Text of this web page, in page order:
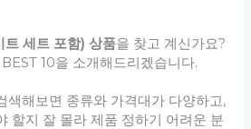
트 세트 포함) 상품을 찾고 계신가요?
10을 소개해드리겠습니다.
색해보면 종류와 가격대가 다양하고,
할지 잘 몰라 제품 정하기 어려운 분